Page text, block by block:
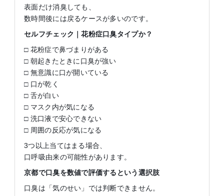
表面だけ消臭しても、
数時間後には戻るケースが多いのです。
セルフチェック｜花粉症口臭タイプか？
□ 花粉症で鼻づまりがある
□ 朝起きたときに口臭が強い
□ 無意識に口が開いている
□ 口が乾く
□ 舌が白い
□ マスク内が気になる
□ 洗口液で安心できない
□ 周囲の反応が気になる
3つ以上当てはまる場合、
口呼吸由来の可能性があります。
京都で口臭を数値で評価するという選択肢
口臭は「気のせい」では判断できません。